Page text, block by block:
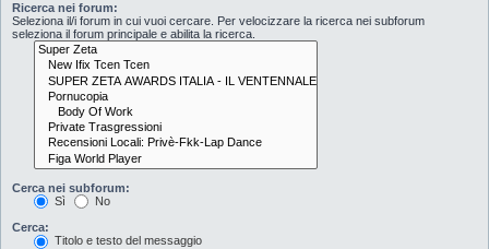
Ricerca nei forum:
Seleziona il/i forum in cui vuoi cercare. Per velocizzare la ricerca nei subforum
seleziona il forum principale e abilita la ricerca.
Cerca nei subforum:
Sì
No
Cerca:
Titolo e testo del messaggio